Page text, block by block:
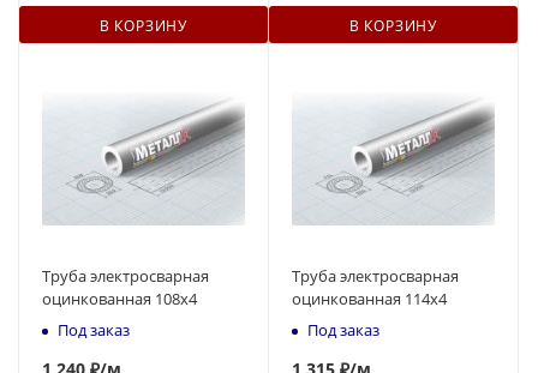
В КОРЗИНУ В КОРЗИНУ
Труба электросварная
оцинкованная 108x4
Под заказ
Труба электросварная
оцинкованная 114x4
Под заказ